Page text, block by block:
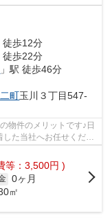
徒歩12分
徒歩22分
」駅 徒歩46分
町玉川３丁目547-
物件のメリットです♪日
た当社へお任せくださ
等：3,500円 )
0ヶ月
㎡